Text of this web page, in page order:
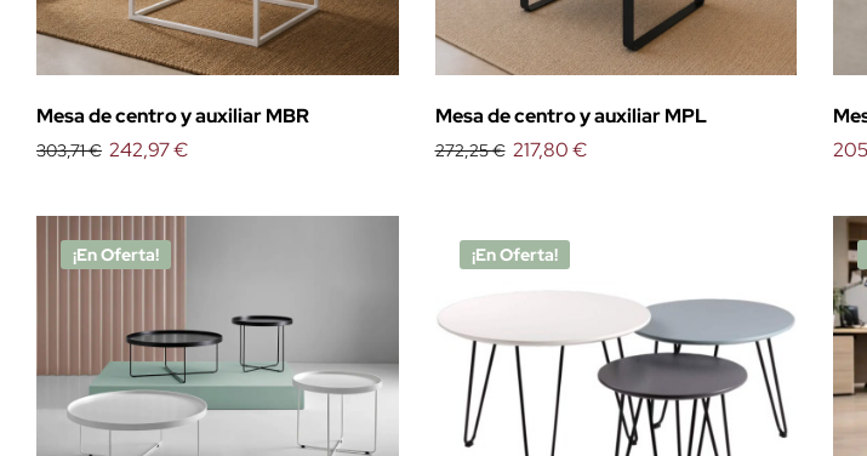
Mesa de centro y auxiliar MBR
303,71 € 242,97 €
Mesa de centro y auxiliar MPL
272,25 € 217,80 €
¡En Oferta! ¡En Oferta!